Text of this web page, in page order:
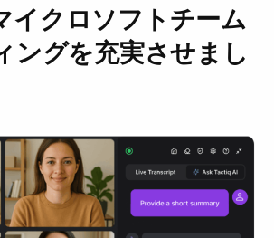
イクロソフトチーム
ングを充実させまし